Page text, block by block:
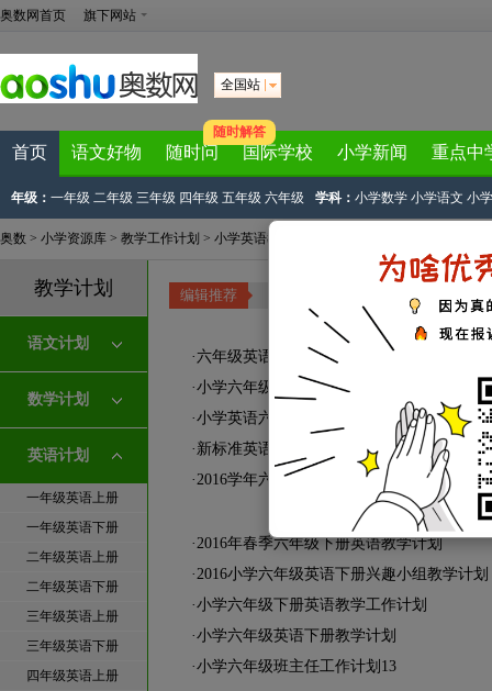
奥数网首页 旗下网站
全国站
首页 语文好物 随时问
随时解答
国际学校 小学新闻 重点中
年级： 一年级 二年级 三年级 四年级 五年级 六年级 学科： 小学数学 小学语文 小
奥数 > 小学资源库 > 教学工作计划 > 小学英语教学计划
教学计划
语文计划
数学计划
英语计划
一年级英语上册
一年级英语下册
二年级英语上册
二年级英语下册
三年级英语上册
三年级英语下册
四年级英语上册
编辑推荐 小学教案 说课
·六年级英语下册教学计划总结
·小学六年级下册英语教学计划
·小学英语六年级下册教学计划总结
· 新标准英语六年级第二学期教学计划
·2016学年六年级下册英语教学计划
·2016年春季六年级下册英语教学计划
·2016小学六年级英语下册兴趣小组教学计划
·小学六年级下册英语教学工作计划
·小学六年级英语下册教学计划
·小学六年级班主任工作计划13